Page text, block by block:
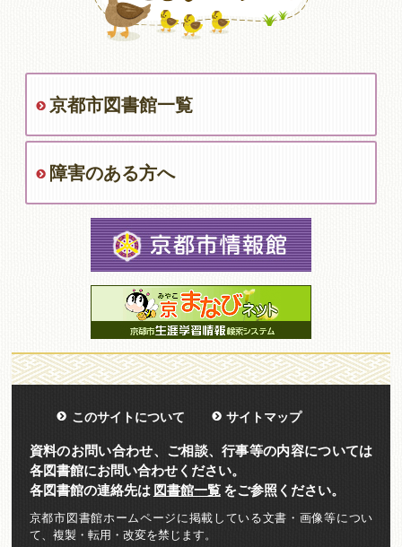
京都市図書館一覧
障害のある方へ
このサイトについて サイトマップ
資料のお問い合わせ、ご相談、行事等の内容については
各図書館にお問い合わせください。
各図書館の連絡先は 図書館一覧をご参照ください。
京都市図書館ホームページに掲載している文書・画像等につい
て、複製・転用・改変を禁じます。